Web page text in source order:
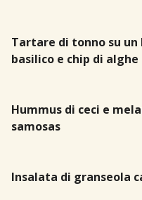
Tartare di tonno su
basilico e chip di alghe
Hummus di ceci e
samosas
Insalata di granseola